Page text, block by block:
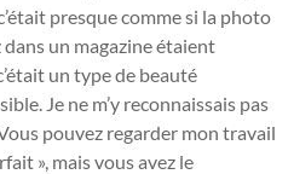
presque comme si la photo
un magazine étaient
un type de beauté
Je ne m’y reconnaissais pas
pouvez regarder mon travail
», mais vous avez le